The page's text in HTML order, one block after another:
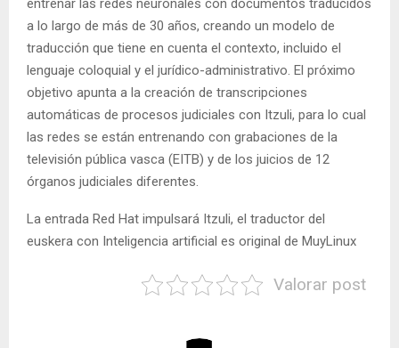
entrenar las redes neuronales con documentos traducidos
a lo largo de más de 30 años, creando un modelo de
traducción que tiene en cuenta el contexto, incluido el
lenguaje coloquial y el jurídico-administrativo. El próximo
objetivo apunta a la creación de transcripciones
automáticas de procesos judiciales con Itzuli, para lo cual
las redes se están entrenando con grabaciones de la
televisión pública vasca (EITB) y de los juicios de 12
órganos judiciales diferentes.
La entrada Red Hat impulsará Itzuli, el traductor del
euskera con Inteligencia artificial es original de MuyLinux
Valorar post